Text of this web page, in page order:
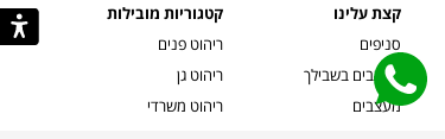
קצת עלינו
סניפים
מעצבים בשבילך
מעצבים
קטגוריות מובילות
ריהוט פנים
ריהוט גן
ריהוט משרדי